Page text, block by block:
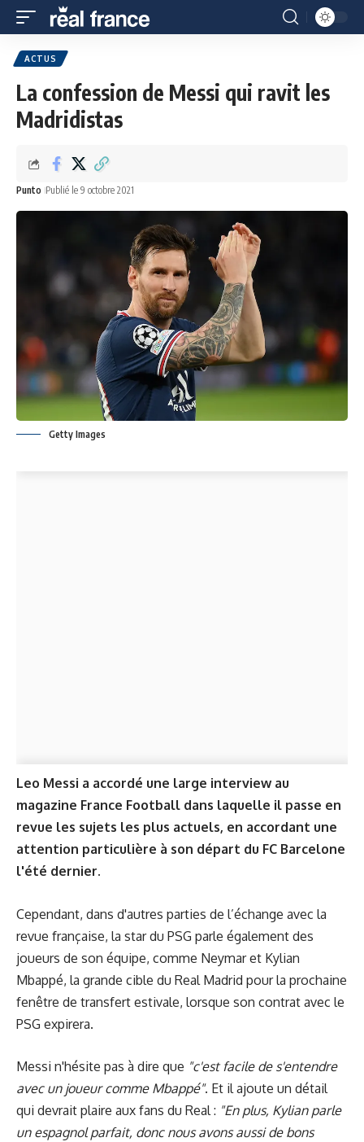
ACTUS
La confession de Messi qui ravit les
Madridistas
Punto Publié le 9 octobre 2021
Getty Images
Leo Messi a accordé une large interview au
magazine France Football dans laquelle il passe en
revue les sujets les plus actuels, en accordant une
attention particulière à son départ du FC Barcelone
l'été dernier.
Cependant, dans d'autres parties de l’échange avec la
revue française, la star du PSG parle également des
joueurs de son équipe, comme Neymar et Kylian
Mbappé, la grande cible du Real Madrid pour la prochaine
fenêtre de transfert estivale, lorsque son contrat avec le
PSG expirera.
Messi n'hésite pas à dire que "c'est facile de s'entendre
avec un joueur comme Mbappé". Et il ajoute un détail
qui devrait plaire aux fans du Real : "En plus, Kylian parle
un espagnol parfait, donc nous avons aussi de bons